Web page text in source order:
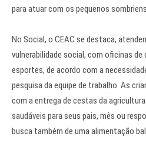
para atuar com os pequenos
No Social, o CEAC se destaca,
vulnerabilidade social, com oficinas de
esportes, de acordo com a
pesquisa da equipe de trabalho. As
com a entrega de cestas da
saudáveis para seus pais, mês ou
busca também de uma alimentação